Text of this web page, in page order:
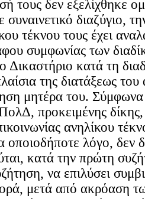
τους δεν εξελίχθηκε
διαζύγιο,
τέκνου τους έχει
συμφωνίας των
Δικαστήριο κατά τη
της διατάξεως
μητέρα του. Σύμφωνα
προκειμένης
ανηλίκου
οποιοδήποτε λόγο, δεν
κατά την πρώτη
να επιλύσει
μετά από ακρόαση